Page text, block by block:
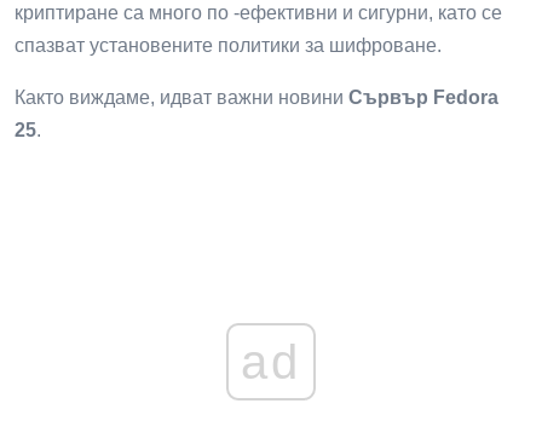
криптиране са много по -ефективни и сигурни, като се
спазват установените политики за шифроване.
Както виждаме, идват важни новини Сървър Fedora
25.
ad